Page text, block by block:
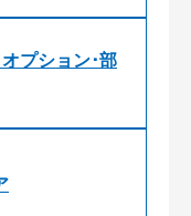
プション･部